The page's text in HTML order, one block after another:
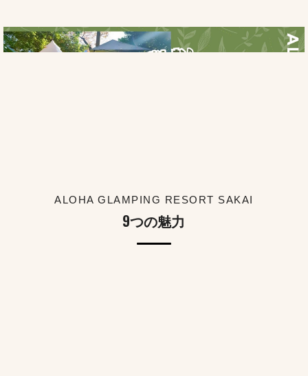
【桜の名所】
【春限定】旬の甘さを堪能🍓いちご狩り体験プランが登場✨
ALOHA GLAMPING RESORT SAKAI
9つの魅力